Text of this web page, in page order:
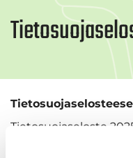
Tietosuojaseloste